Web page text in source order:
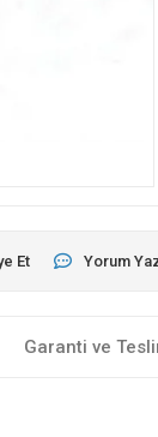
Et Yorum
Garanti ve